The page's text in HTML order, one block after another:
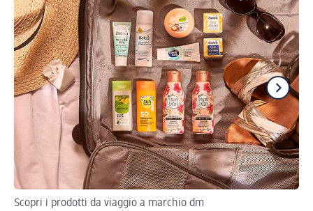
Scopri i prodotti da viaggio a marchio dm